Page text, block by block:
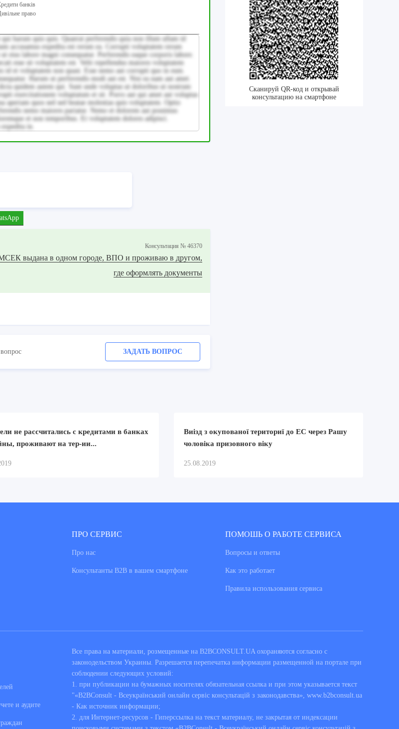
банків
право
harum quis quis. Quaerat perferendis quia non illum ullam id
accusamus expedita est rerum ea. Corrupti voluptatem rerum
labore magni consequatur. Perferendis eaque corporis labore.
esse sit voluptatem est. Velit repellendus maiores voluptatem
et voluptatem non quasi. Esse nemo aut corrupti quo in eum.
Harum ut perferendis modi aut est. Nisi ea nam aut amet.
quidem autem qui. Sunt unde voluptas ut doloribus ut nostrum
exercitationem voluptatum et sit. Porro aut qui amet aut voluptas
quos sed sed beatae molestias quis voluptatem. Optio
nemo maiores pariatur. Nemo et dolorem aut possimus
et non temporibus. Et voluptatem dolores adipisci.
in.
Консультация № 46370
выдана в одном городе, ВПО и проживаю в другом,
где оформлять документы
ЗАДАТЬ ВОПРОС
Сканируй QR-код и открывай
консультацию на смартфоне
не рассчитались с кредитами в банках
проживают на тер-ии...
Виiзд з окупованої териториї до ЕС через Рашу
чоловiка призовного вiку
25.08.2019
ПРО СЕРВИС
Про нас
Консультанты В2В в вашем смартфоне
ПОМОШЬ О РАБОТЕ СЕРВИСА
Вопросы и ответы
Как это работает
Правила использования сервиса
и аудите
Все права на материали, розмещенные на B2BCONSULT.UA охораняются согласно с
законодельством Украины. Разрешается перепечатка информации размещенной на портале при
соблюдении следующих условий:
1. при публикации на бумажных носителях обязательная ссылка и при этом указывается текст
"«B2BConsult - Всеукраїнський онлайн сервіс консультацій з законодавства», www.b2bconsult.ua
- Как источник информации;
2. для Интернет-ресурсов - Гиперссылка на текст материалу, не закрытая от индексации